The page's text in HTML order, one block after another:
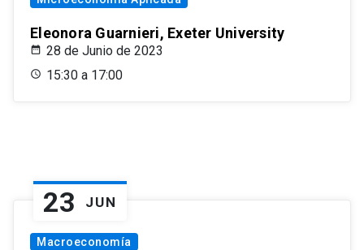
Eleonora Guarnieri, Exeter University
28 de Junio de 2023
15:30 a 17:00
23 JUN
Macroeconomía